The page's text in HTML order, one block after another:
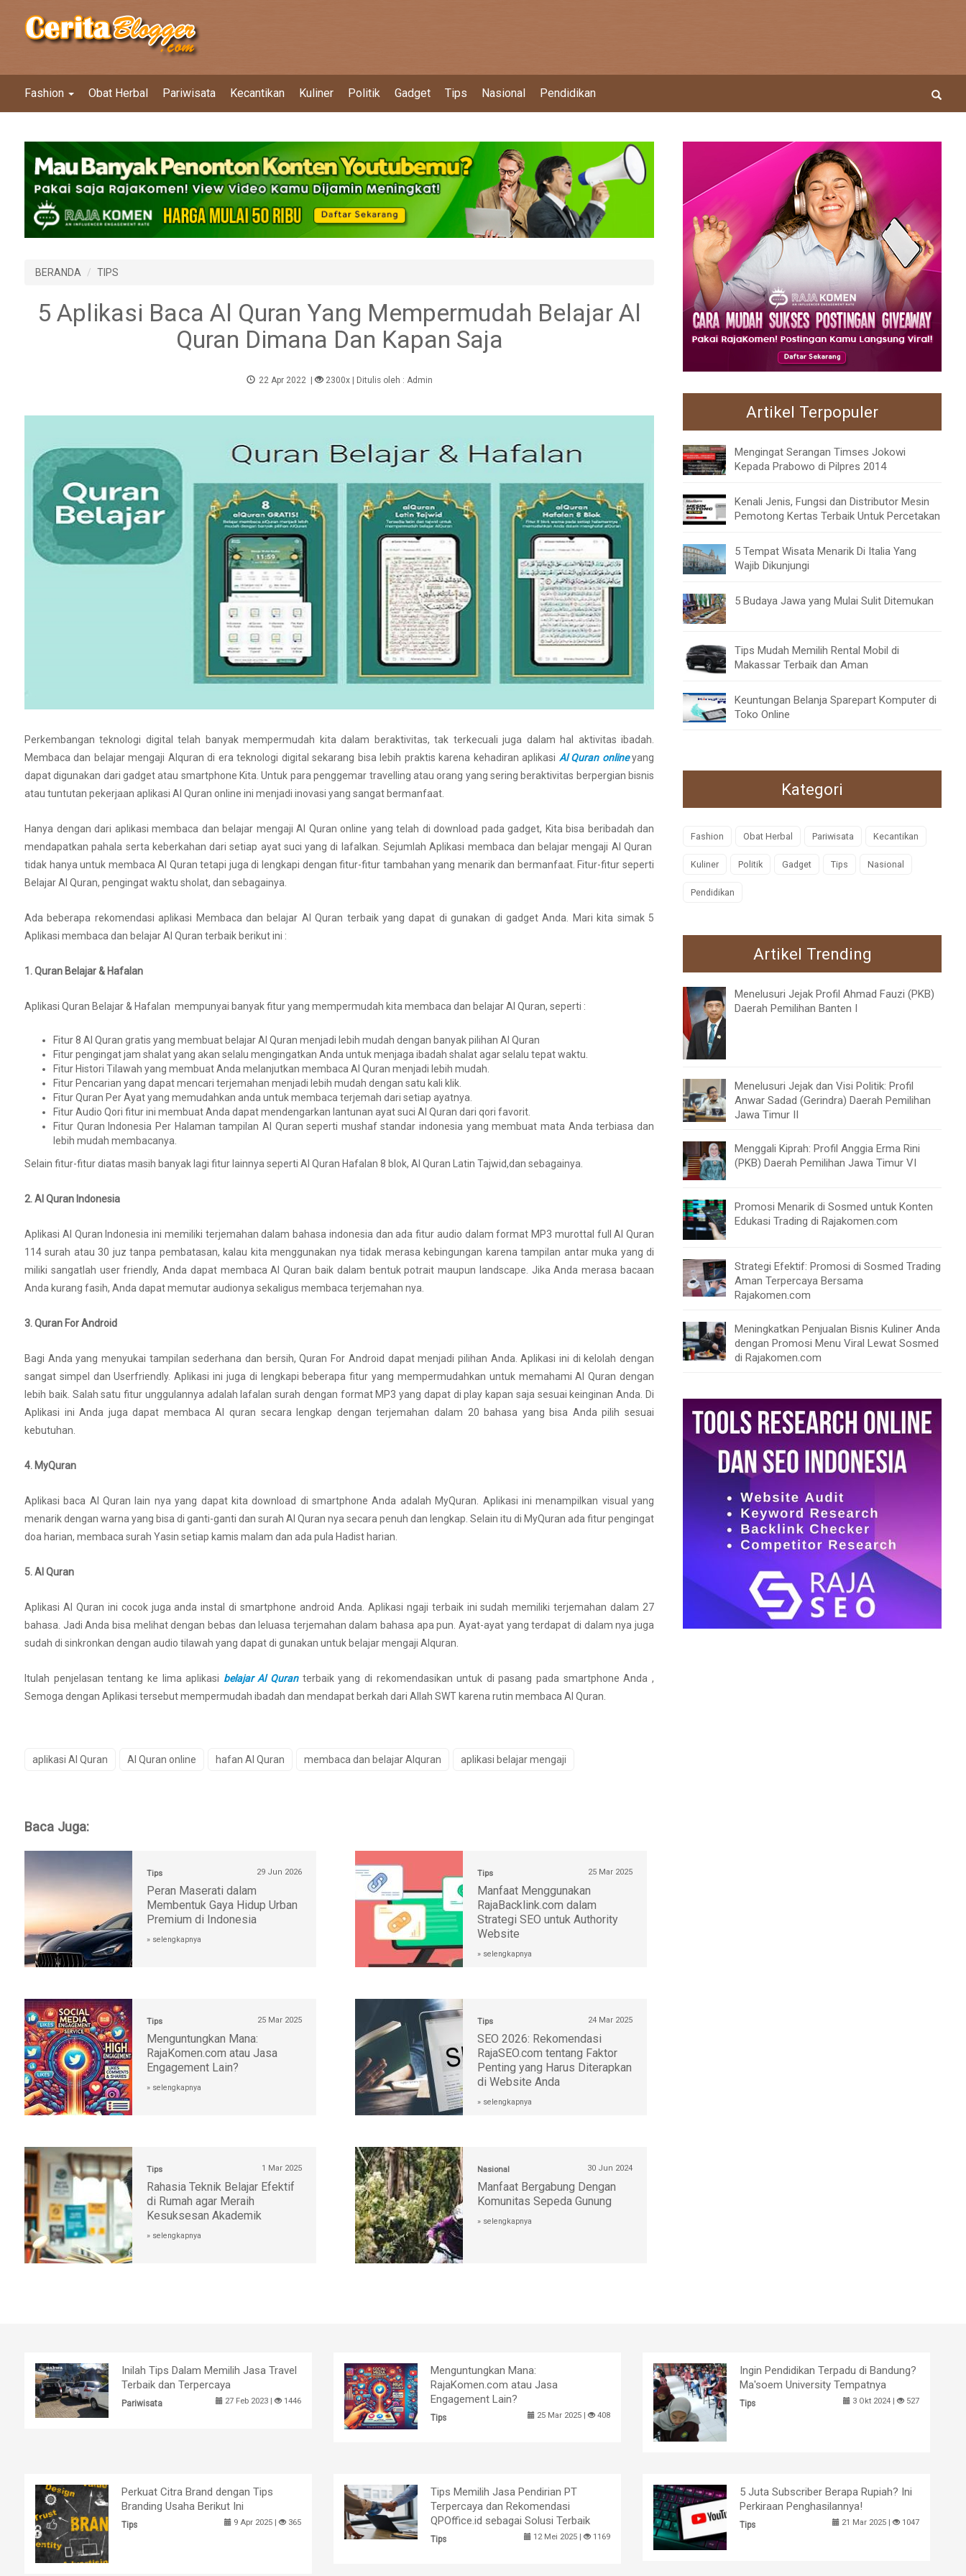
Fashion Obat Herbal Pariwisata Kecantikan Kuliner Politik Gadget Tips Nasional Pendidikan
BERANDA TIPS
5 Aplikasi Baca Al Quran Yang Mempermudah Belajar Al
Quran Dimana Dan Kapan Saja
22 Apr 2022| 2300x| Ditulis oleh : Admin
Perkembangan teknologi digital telah banyak mempermudah kita dalam beraktivitas, tak terkecuali juga dalam hal aktivitas ibadah.
Membaca dan belajar mengaji Alquran di era teknologi digital sekarang bisa lebih praktis karena kehadiran aplikasi Al Quran onlineyang
dapat digunakan dari gadget atau smartphone Kita. Untuk para penggemar travelling atau orang yang sering beraktivitas berpergian bisnis
atau tuntutan pekerjaan aplikasi Al Quran online ini menjadi inovasi yang sangat bermanfaat.
Hanya dengan dari aplikasi membaca dan belajar mengaji Al Quran online yang telah di download pada gadget, Kita bisa beribadah dan
mendapatkan pahala serta keberkahan dari setiap ayat suci yang di lafalkan. Sejumlah Aplikasi membaca dan belajar mengaji Al Quran
tidak hanya untuk membaca Al Quran tetapi juga di lengkapi dengan fitur-fitur tambahan yang menarik dan bermanfaat. Fitur-fitur seperti
Belajar Al Quran, pengingat waktu sholat, dan sebagainya.
Ada beberapa rekomendasi aplikasi Membaca dan belajar Al Quran terbaik yang dapat di gunakan di gadget Anda. Mari kita simak 5
Aplikasi membaca dan belajar Al Quran terbaik berikut ini :
1. Quran Belajar & Hafalan
Aplikasi Quran Belajar & Hafalan mempunyai banyak fitur yang mempermudah kita membaca dan belajar Al Quran, seperti :
Fitur 8 Al Quran gratis yang membuat belajar Al Quran menjadi lebih mudah dengan banyak pilihan Al Quran
Fitur pengingat jam shalat yang akan selalu mengingatkan Anda untuk menjaga ibadah shalat agar selalu tepat waktu.
Fitur Histori Tilawah yang membuat Anda melanjutkan membaca Al Quran menjadi lebih mudah.
Fitur Pencarian yang dapat mencari terjemahan menjadi lebih mudah dengan satu kali klik.
Fitur Quran Per Ayat yang memudahkan anda untuk membaca terjemah dari setiap ayatnya.
Fitur Audio Qori fitur ini membuat Anda dapat mendengarkan lantunan ayat suci Al Quran dari qori favorit.
Fitur Quran Indonesia Per Halaman tampilan Al Quran seperti mushaf standar indonesia yang membuat mata Anda terbiasa dan
lebih mudah membacanya.
Selain fitur-fitur diatas masih banyak lagi fitur lainnya seperti Al Quran Hafalan 8 blok, Al Quran Latin Tajwid,dan sebagainya.
2. Al Quran Indonesia
Aplikasi Al Quran Indonesia ini memiliki terjemahan dalam bahasa indonesia dan ada fitur audio dalam format MP3 murottal full Al Quran
114 surah atau 30 juz tanpa pembatasan, kalau kita menggunakan nya tidak merasa kebingungan karena tampilan antar muka yang di
miliki sangatlah user friendly, Anda dapat membaca Al Quran baik dalam bentuk potrait maupun landscape. Jika Anda merasa bacaan
Anda kurang fasih, Anda dapat memutar audionya sekaligus membaca terjemahan nya.
3. Quran For Android
Bagi Anda yang menyukai tampilan sederhana dan bersih, Quran For Android dapat menjadi pilihan Anda. Aplikasi ini di kelolah dengan
sangat simpel dan Userfriendly. Aplikasi ini juga di lengkapi beberapa fitur yang mempermudahkan untuk memahami Al Quran dengan
lebih baik. Salah satu fitur unggulannya adalah lafalan surah dengan format MP3 yang dapat di play kapan saja sesuai keinginan Anda. Di
Aplikasi ini Anda juga dapat membaca Al quran secara lengkap dengan terjemahan dalam 20 bahasa yang bisa Anda pilih sesuai
kebutuhan.
4. MyQuran
Aplikasi baca Al Quran lain nya yang dapat kita download di smartphone Anda adalah MyQuran. Aplikasi ini menampilkan visual yang
menarik dengan warna yang bisa di ganti-ganti dan surah Al Quran nya secara penuh dan lengkap. Selain itu di MyQuran ada fitur pengingat
doa harian, membaca surah Yasin setiap kamis malam dan ada pula Hadist harian.
5. Al Quran
Aplikasi Al Quran ini cocok juga anda instal di smartphone android Anda. Aplikasi ngaji terbaik ini sudah memiliki terjemahan dalam 27
bahasa. Jadi Anda bisa melihat dengan bebas dan leluasa terjemahan dalam bahasa apa pun. Ayat-ayat yang terdapat di dalam nya juga
sudah di sinkronkan dengan audio tilawah yang dapat di gunakan untuk belajar mengaji Alquran.
Itulah penjelasan tentang ke lima aplikasi belajar Al Quranterbaik yang di rekomendasikan untuk di pasang pada smartphone Anda ,
Semoga dengan Aplikasi tersebut mempermudah ibadah dan mendapat berkah dari Allah SWT karena rutin membaca Al Quran.
aplikasi Al Quran Al Quran online hafan Al Quran membaca dan belajar Alquran aplikasi belajar mengaji
Baca Juga:
Tips 29 Jun 2026
Peran Maserati dalam
Membentuk Gaya Hidup Urban
Premium di Indonesia
» selengkapnya
Tips 25 Mar 2025
Manfaat Menggunakan
RajaBacklink.com dalam
Strategi SEO untuk Authority
Website
» selengkapnya
Tips 25 Mar 2025
Menguntungkan Mana:
RajaKomen.com atau Jasa
Engagement Lain?
» selengkapnya
Tips 24 Mar 2025
SEO 2026: Rekomendasi
RajaSEO.com tentang Faktor
Penting yang Harus Diterapkan
di Website Anda
» selengkapnya
Tips 1 Mar 2025
Rahasia Teknik Belajar Efektif
di Rumah agar Meraih
Kesuksesan Akademik
» selengkapnya
Nasional 30 Jun 2024
Manfaat Bergabung Dengan
Komunitas Sepeda Gunung
» selengkapnya
Artikel Terpopuler
Mengingat Serangan Timses Jokowi
Kepada Prabowo di Pilpres 2014
Kenali Jenis, Fungsi dan Distributor Mesin
Pemotong Kertas Terbaik Untuk Percetakan
5 Tempat Wisata Menarik Di Italia Yang
Wajib Dikunjungi
5 Budaya Jawa yang Mulai Sulit Ditemukan
Tips Mudah Memilih Rental Mobil di
Makassar Terbaik dan Aman
Keuntungan Belanja Sparepart Komputer di
Toko Online
Kategori
Fashion Obat Herbal Pariwisata Kecantikan
Kuliner Politik Gadget Tips Nasional
Pendidikan
Artikel Trending
Menelusuri Jejak Profil Ahmad Fauzi (PKB)
Daerah Pemilihan Banten I
Menelusuri Jejak dan Visi Politik: Profil
Anwar Sadad (Gerindra) Daerah Pemilihan
Jawa Timur II
Menggali Kiprah: Profil Anggia Erma Rini
(PKB) Daerah Pemilihan Jawa Timur VI
Promosi Menarik di Sosmed untuk Konten
Edukasi Trading di Rajakomen.com
Strategi Efektif: Promosi di Sosmed Trading
Aman Terpercaya Bersama
Rajakomen.com
Meningkatkan Penjualan Bisnis Kuliner Anda
dengan Promosi Menu Viral Lewat Sosmed
di Rajakomen.com
Inilah Tips Dalam Memilih Jasa Travel
Terbaik dan Terpercaya
Pariwisata 27 Feb 2023 | 1446
Menguntungkan Mana:
RajaKomen.com atau Jasa
Engagement Lain?
Tips 25 Mar 2025 | 408
Ingin Pendidikan Terpadu di Bandung?
Ma'soem University Tempatnya
Tips 3 Okt 2024 | 527
Perkuat Citra Brand dengan Tips
Branding Usaha Berikut Ini
Tips 9 Apr 2025 | 365
Tips Memilih Jasa Pendirian PT
Terpercaya dan Rekomendasi
QPOffice.id sebagai Solusi Terbaik
Tips 12 Mei 2025 | 1169
5 Juta Subscriber Berapa Rupiah? Ini
Perkiraan Penghasilannya!
Tips 21 Mar 2025 | 1047